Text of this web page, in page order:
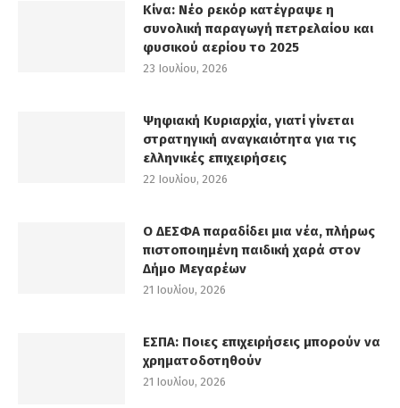
Κίνα: Νέο ρεκόρ κατέγραψε η
συνολική παραγωγή πετρελαίου και
φυσικού αερίου το 2025
23 Ιουλίου, 2026
Ψηφιακή Κυριαρχία, γιατί γίνεται
στρατηγική αναγκαιότητα για τις
ελληνικές επιχειρήσεις
22 Ιουλίου, 2026
Ο ΔΕΣΦΑ παραδίδει μια νέα, πλήρως
πιστοποιημένη παιδική χαρά στον
Δήμο Μεγαρέων
21 Ιουλίου, 2026
ΕΣΠΑ: Ποιες επιχειρήσεις μπορούν να
χρηματοδοτηθούν
21 Ιουλίου, 2026